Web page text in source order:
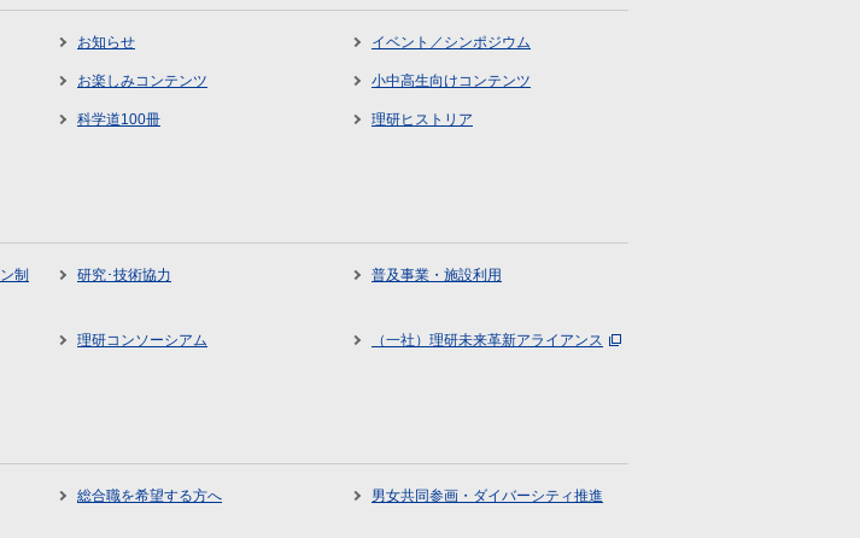
お知らせ イベント／シンポジウム
お楽しみコンテンツ 小中高生向けコンテンツ
科学道100冊 理研ヒストリア
制
研究･技術協力 普及事業・施設利用
理研コンソーシアム （一社）理研未来革新アライアンス
総合職を希望する方へ 男女共同参画・ダイバーシティ推進